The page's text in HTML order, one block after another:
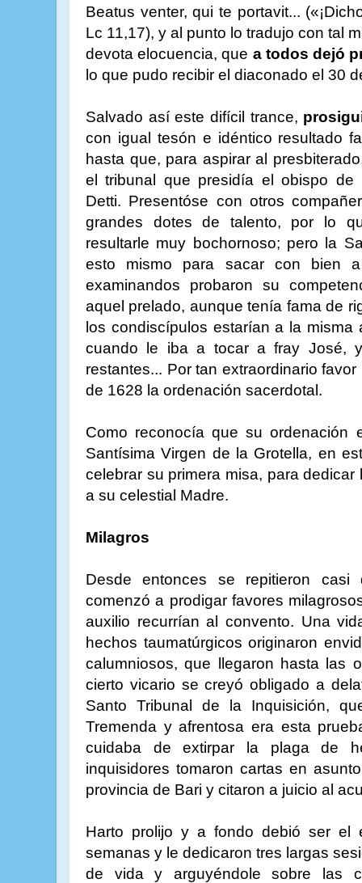
Beatus venter, qui te portavit...
Lc 11,17), y al punto lo tradujo con tal
devota elocuencia, que a todos dejó
lo que pudo recibir el diaconado el 30
Salvado así este difícil trance,
con igual tesón e idéntico resultado
hasta que, para aspirar al
el tribunal que presidía el obispo de
Detti. Presentóse con otros
grandes dotes de talento, por lo
resultarle muy bochornoso; pero la
esto mismo para sacar con bien
examinandos probaron su
aquel prelado, aunque tenía fama de
los condiscípulos estarían a la misma
cuando le iba a tocar a fray José,
restantes... Por tan extraordinario
de 1628 la ordenación sacerdotal.
Como reconocía que su ordenación
Santísima Virgen de la Grotella, en
celebrar su primera misa, para
a su celestial Madre.
Milagros
Desde entonces se repitieron casi
comenzó a prodigar favores
auxilio recurrían al convento. Una
hechos taumatúrgicos originaron
calumniosos, que llegaron hasta las
cierto vicario se creyó obligado a
Santo Tribunal de la Inquisición,
Tremenda y afrentosa era esta
cuidaba de extirpar la plaga de
inquisidores tomaron cartas en
provincia de Bari y citaron a juicio al
Harto prolijo y a fondo debió ser el
semanas y le dedicaron tres largas
de vida y arguyéndole sobre las